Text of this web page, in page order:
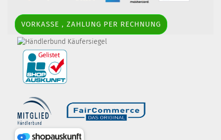
VORKASSE , ZAHLUNG PER RECHNUNG